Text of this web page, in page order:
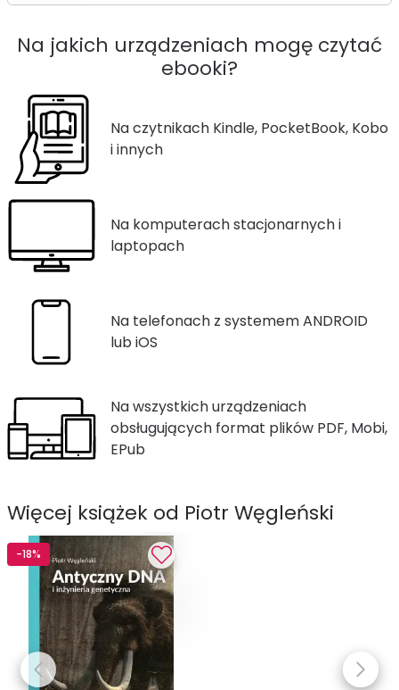
Na jakich urządzeniach mogę czytać
ebooki?
Na czytnikach Kindle, PocketBook, Kobo
i innych
Na komputerach stacjonarnych i
laptopach
Na telefonach z systemem ANDROID
lub iOS
Na wszystkich urządzeniach
obsługujących format plików PDF, Mobi,
EPub
Więcej książek od Piotr Węgleński
-18%